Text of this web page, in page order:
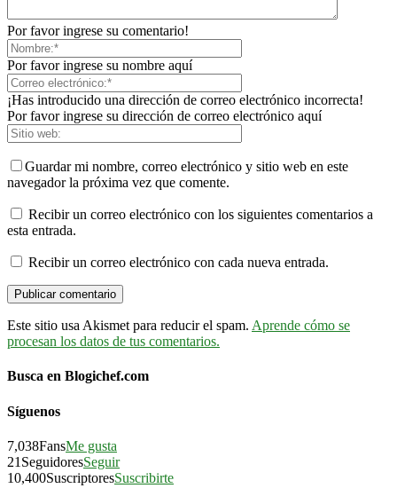
Por favor ingrese su comentario!
Por favor ingrese su nombre aquí
¡Has introducido una dirección de correo electrónico incorrecta!
Por favor ingrese su dirección de correo electrónico aquí
Guardar mi nombre, correo electrónico y sitio web en este
navegador la próxima vez que comente.
Recibir un correo electrónico con los siguientes comentarios a
esta entrada.
Recibir un correo electrónico con cada nueva entrada.
Este sitio usa Akismet para reducir el spam. Aprende cómo se
procesan los datos de tus comentarios.
Busca en Blogichef.com
Síguenos
7,038FansMe gusta
21 SeguidoresSeguir
10,400SuscriptoresSuscribirte